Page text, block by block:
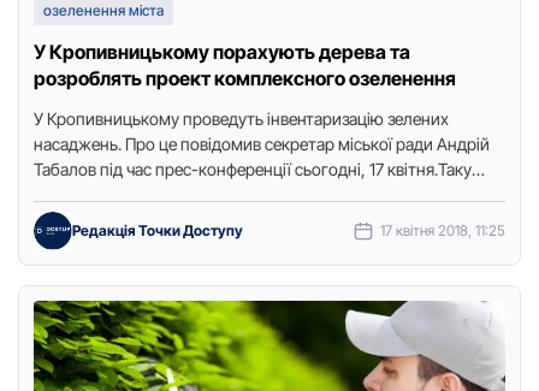
озеленення міста
У Кропивницькому порахують дерева та
розроблять проект комплексного озеленення
У Кропивницькому проведуть інвентаризацію зелених
насаджень. Про це повідомив секретар міської ради Андрій
Табалов під час прес-конференції сьогодні, 17 квітня.Таку
Редакція Точки Доступу 17 квітня 2018, 11:25